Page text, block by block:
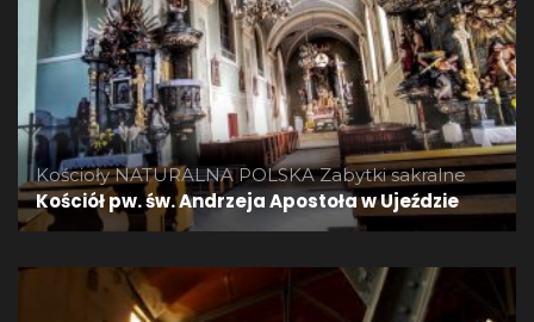
Kościoły NATURALNA POLSKA Zabytki sakralne
Kościół pw. św. Andrzeja Apostoła w Ujeździe